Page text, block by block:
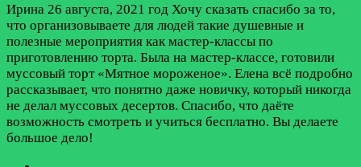
Ирина 26 августа, 2021 год Хочу сказать спасибо за то,
что организовываете для людей такие душевные и
полезные мероприятия как мастер-классы по
приготовлению торта. Была на мастер-классе, готовили
муссовый торт «Мятное мороженое». Елена всё подробно
рассказывает, что понятно даже новичку, который никогда
не делал муссовых десертов. Спасибо, что даёте
возможность смотреть и учиться бесплатно. Вы делаете
большое дело!